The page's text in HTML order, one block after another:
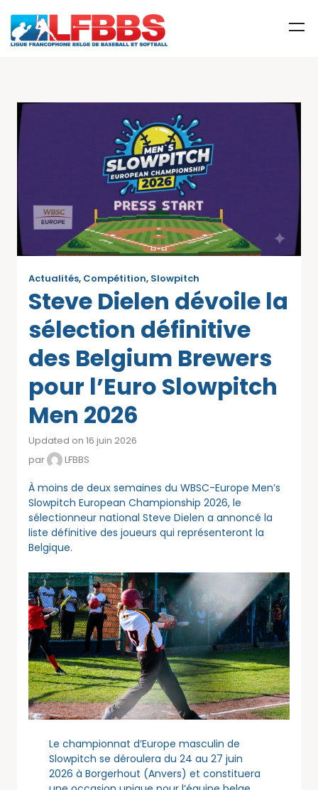
Actualités, Compétition, Slowpitch
Steve Dielen dévoile la
sélection définitive
des Belgium Brewers
pour l’Euro Slowpitch
Men 2026
Updated on 16 juin 2026
par
LFBBS
À moins de deux semaines du WBSC-Europe Men’s
Slowpitch European Championship 2026, le
sélectionneur national Steve Dielen a annoncé la
liste définitive des joueurs qui représenteront la
Belgique.
Le championnat d’Europe masculin de
Slowpitch se déroulera du 24 au 27 juin
2026 à Borgerhout (Anvers) et constituera